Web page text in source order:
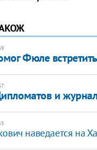
Фюле
и
наведается на